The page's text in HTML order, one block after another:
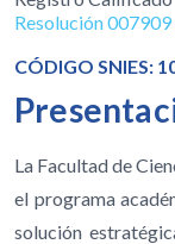
Resolución
CÓDIGO SNIES:
La Facultad de
el programa
solución